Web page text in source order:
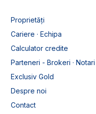
Proprietăți
Cariere · Echipa
Calculator credite
Parteneri - Brokeri ·
Exclusiv Gold
Despre noi
Contact